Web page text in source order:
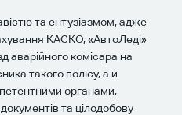
та ентузіазмом, адже
КАСКО, «АвтоЛеді»
аварійного комісара на
такого полісу, а й
органами,
та цілодобову